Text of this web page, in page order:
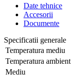
Date tehnice
Accesorii
Documente
Specificatii generale
Temperatura mediu
Temperatura ambient
Mediu